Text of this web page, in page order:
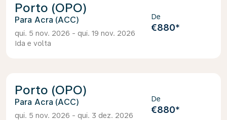
Porto (OPO)
Acra (ACC)
qui. 5 nov. 2026 - qui. 19 nov. 2026
Ida e volta
De
€880*
Porto (OPO)
Acra (ACC)
qui. 5 nov. 2026 - qui. 3 dez. 2026
De
€880*